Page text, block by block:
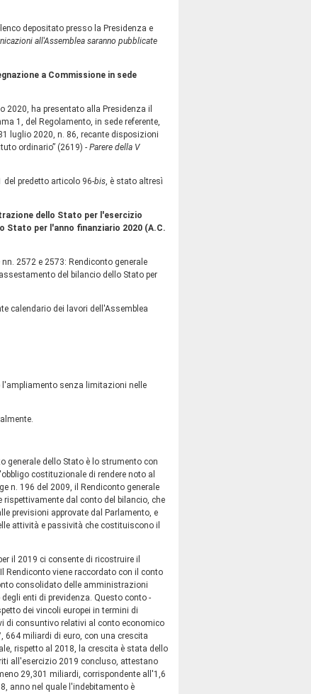
depositato presso la Presidenza e
all'Assemblea saranno pubblicate
a Commissione in sede
2020, ha presentato alla Presidenza il
1, del Regolamento, in sede referente,
luglio 2020, n. 86, recante disposizioni
ordinario” (2619) - Parere della V
del predetto articolo 96-bis, è stato altresì
dello Stato per l'esercizio
Stato per l'anno finanziario 2020 (A.C.
2572 e 2573: Rendiconto generale
del bilancio dello Stato per
calendario dei lavori dell'Assemblea
l'ampliamento senza limitazioni nelle
generale dello Stato è lo strumento con
costituzionale di rendere noto al
n. 196 del 2009, il Rendiconto generale
dal conto del bilancio, che
previsioni approvate dal Parlamento, e
attività e passività che costituiscono il
il 2019 ci consente di ricostruire il
viene raccordato con il conto
consolidato delle amministrazioni
enti di previdenza. Questo conto -
dei vincoli europei in termini di
di consuntivo relativi al conto economico
664 miliardi di euro, con una crescita
rispetto al 2018, la crescita è stata dello
all'esercizio 2019 concluso, attestano
29,301 miliardi, corrispondente all'1,6
anno nel quale l'indebitamento è